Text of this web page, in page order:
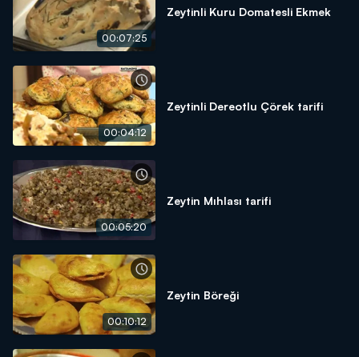
00:07:25
Zeytinli Kuru Domatesli Ekmek
00:04:12
Zeytinli Dereotlu Çörek tarifi
00:05:20
Zeytin Mıhlası tarifi
00:10:12
Zeytin Böreği